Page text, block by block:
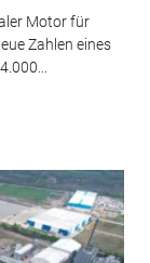
Motor für
Zahlen eines